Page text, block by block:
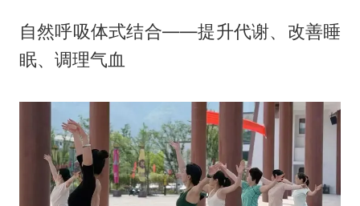
自然呼吸体式结合——提升代谢、改善睡
眠、调理气血